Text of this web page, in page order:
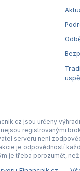
jsou určeny
registrovanými
serveru není
je odpovědností
je třeba porozumět,